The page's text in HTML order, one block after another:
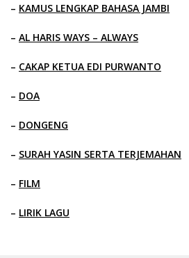
– KAMUS LENGKAP BAHASA JAMBI
– AL HARIS WAYS – ALWAYS
– CAKAP KETUA EDI PURWANTO
– DOA
– DONGENG
– SURAH YASIN SERTA TERJEMAHAN
– FILM
– LIRIK LAGU